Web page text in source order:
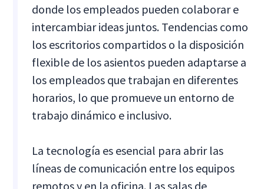
donde los empleados pueden colaborar e
intercambiar ideas juntos. Tendencias como
los escritorios compartidos o la disposición
flexible de los asientos pueden adaptarse a
los empleados que trabajan en diferentes
horarios, lo que promueve un entorno de
trabajo dinámico e inclusivo.
La tecnología es esencial para abrir las
líneas de comunicación entre los equipos
remotos y en la oficina. Las salas de